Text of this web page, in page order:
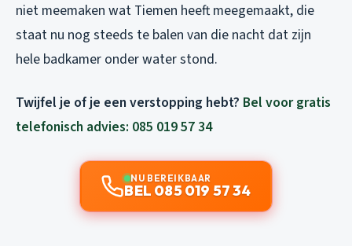
niet meemaken wat Tiemen heeft meegemaakt, die
staat nu nog steeds te balen van die nacht dat zijn
hele badkamer onder water stond.
Twijfel je of je een verstopping hebt? Bel voor gratis
telefonisch advies: 085 019 57 34
NU BEREIKBAAR
BEL 085 019 57 34